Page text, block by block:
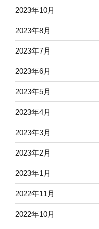
2023年10月
2023年8月
2023年7月
2023年6月
2023年5月
2023年4月
2023年3月
2023年2月
2023年1月
2022年11月
2022年10月